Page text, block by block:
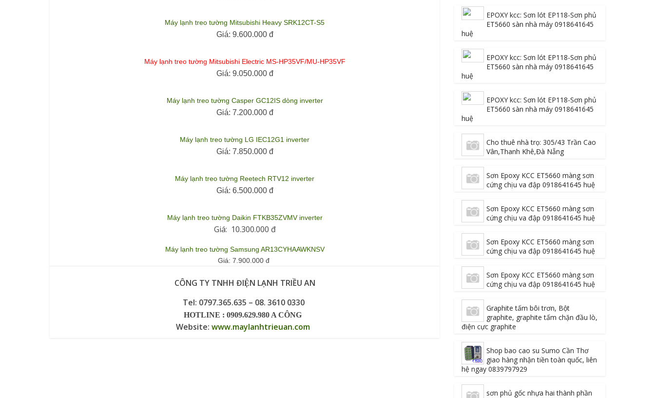
Máy lạnh treo tường Mitsubishi Heavy SRK12CT-S5
Giá: 9.600.000 đ
Máy lạnh treo tường Mitsubishi Electric MS-HP35VF/MU-HP35VF
Giá: 9.050.000 đ
Máy lạnh treo tường Casper GC12IS dòng inverter
Giá: 7.200.000 đ
Máy lạnh treo tường LG IEC12G1 inverter
Giá: 7.850.000 đ
Máy lạnh treo tường Reetech RTV12 inverter
Giá: 6.500.000 đ
Máy lạnh treo tường Daikin FTKB35ZVMV inverter
Giá: 10.300.000 đ
Máy lạnh treo tường Samsung AR13CYHAAWKNSV
Giá: 7.900.000 đ
CÔNG TY TNHH ĐIỆN LẠNH TRIỀU AN
Tel: 0797.365.635 – 08. 3610 0330
HOTLINE : 0909.629.980 A CÔNG
Website: www.maylanhtrieuan.com
EPOXY kcc: Sơn lót EP118-Sơn phủ
ET5660 sàn nhà máy 0918641645
huệ
EPOXY kcc: Sơn lót EP118-Sơn phủ
ET5660 sàn nhà máy 0918641645
huệ
EPOXY kcc: Sơn lót EP118-Sơn phủ
ET5660 sàn nhà máy 0918641645
huệ
Cho thuê nhà trọ: 305/43 Trần Cao
Vân,Thanh Khê,Đà Nẵng
Sơn Epoxy KCC ET5660 màng sơn
cứng chịu va đập 0918641645 huệ
Sơn Epoxy KCC ET5660 màng sơn
cứng chịu va đập 0918641645 huệ
Sơn Epoxy KCC ET5660 màng sơn
cứng chịu va đập 0918641645 huệ
Sơn Epoxy KCC ET5660 màng sơn
cứng chịu va đập 0918641645 huệ
Graphite tấm bôi trơn, Bột
graphite, graphite tấm chặn đầu lò,
điện cực graphite
Shop bao cao su Sumo Cần Thơ
giao hàng nhận tiền toàn quốc, liên
hệ ngay 0839797929
sơn phủ gốc nhựa hai thành phần